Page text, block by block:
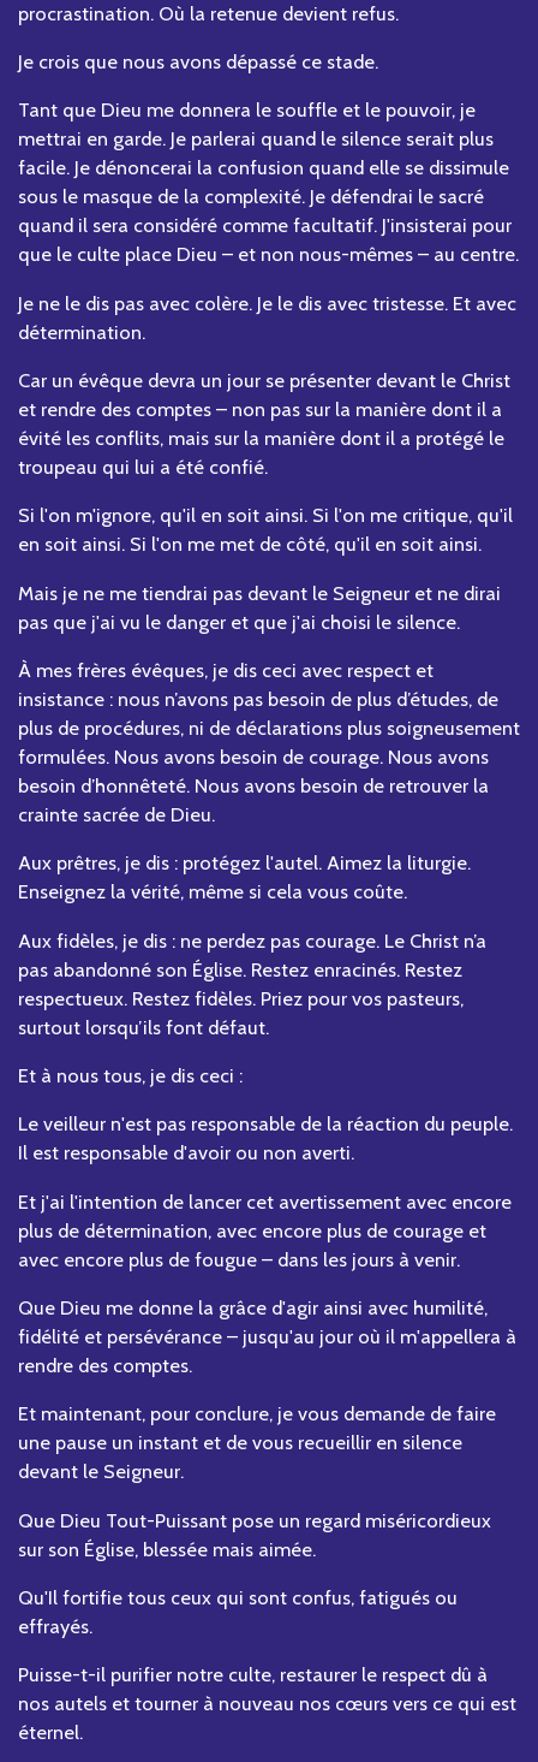
procrastination. Où la retenue devient refus.
Je crois que nous avons dépassé ce stade.
Tant que Dieu me donnera le souffle et le pouvoir, je
mettrai en garde. Je parlerai quand le silence serait plus
facile. Je dénoncerai la confusion quand elle se dissimule
sous le masque de la complexité. Je défendrai le sacré
quand il sera considéré comme facultatif. J'insisterai pour
que le culte place Dieu – et non nous-mêmes – au centre.
Je ne le dis pas avec colère. Je le dis avec tristesse. Et avec
détermination.
Car un évêque devra un jour se présenter devant le Christ
et rendre des comptes – non pas sur la manière dont il a
évité les conflits, mais sur la manière dont il a protégé le
troupeau qui lui a été confié.
Si l'on m'ignore, qu'il en soit ainsi. Si l'on me critique, qu'il
en soit ainsi. Si l'on me met de côté, qu'il en soit ainsi.
Mais je ne me tiendrai pas devant le Seigneur et ne dirai
pas que j'ai vu le danger et que j'ai choisi le silence.
À mes frères évêques, je dis ceci avec respect et
insistance : nous n’avons pas besoin de plus d’études, de
plus de procédures, ni de déclarations plus soigneusement
formulées. Nous avons besoin de courage. Nous avons
besoin d’honnêteté. Nous avons besoin de retrouver la
crainte sacrée de Dieu.
Aux prêtres, je dis : protégez l'autel. Aimez la liturgie.
Enseignez la vérité, même si cela vous coûte.
Aux fidèles, je dis : ne perdez pas courage. Le Christ n’a
pas abandonné son Église. Restez enracinés. Restez
respectueux. Restez fidèles. Priez pour vos pasteurs,
surtout lorsqu’ils font défaut.
Et à nous tous, je dis ceci :
Le veilleur n'est pas responsable de la réaction du peuple.
Il est responsable d'avoir ou non averti.
Et j'ai l'intention de lancer cet avertissement avec encore
plus de détermination, avec encore plus de courage et
avec encore plus de fougue – dans les jours à venir.
Que Dieu me donne la grâce d'agir ainsi avec humilité,
fidélité et persévérance – jusqu'au jour où il m'appellera à
rendre des comptes.
Et maintenant, pour conclure, je vous demande de faire
une pause un instant et de vous recueillir en silence
devant le Seigneur.
Que Dieu Tout-Puissant pose un regard miséricordieux
sur son Église, blessée mais aimée.
Qu'Il fortifie tous ceux qui sont confus, fatigués ou
effrayés.
Puisse-t-il purifier notre culte, restaurer le respect dû à
nos autels et tourner à nouveau nos cœurs vers ce qui est
éternel.